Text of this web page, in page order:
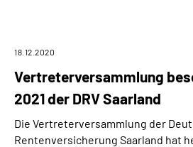
Inhalte in Gebärdensprache (DGS)
Suche
Vertreterversammlung
2021 der DRV Saarland
18.12.2020
Die Vertreterversammlung der
Rentenversicherung Saarland hat